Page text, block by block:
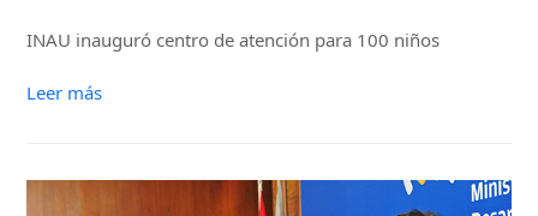
INAU inauguró centro de atención para 100 niños
Leer más